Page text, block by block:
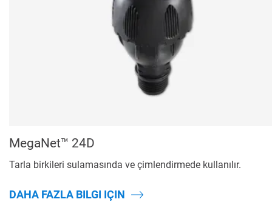
MegaNet™ 24D
Tarla birkileri sulamasında ve çimlendirmede kullanılır.
DAHA FAZLA BILGI IÇIN